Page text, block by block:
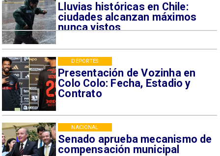
Lluvias históricas en Chile:
ciudades alcanzan máximos
nunca vistos
Presentación de Vozinha en
Colo Colo: Fecha, Estadio y
Contrato
DEPORTES
Senado aprueba mecanismo de
compensación municipal
NACIONAL